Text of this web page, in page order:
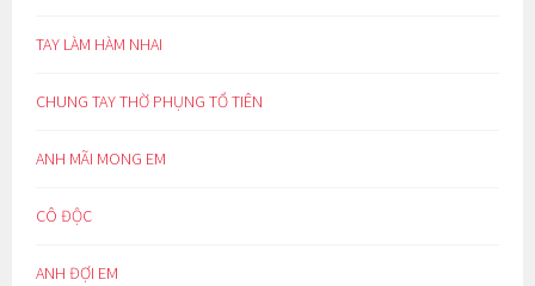
TAY LÀM HÀM NHAI
CHUNG TAY THỜ PHỤNG TỔ TIÊN
ANH MÃI MONG EM
CÔ ĐỘC
ANH ĐỢI EM